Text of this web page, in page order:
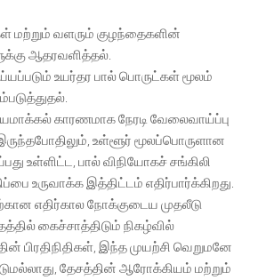
மற்றும் வளரும் குழந்தைகளின்
ஆதரவளித்தல்.
உயர்தர பால் பொருட்கள் மூலம்
காரணமாக நேரடி வேலைவாய்ப்பு
உள்ளூர் மூலப்பொருளான
உள்ளிட்ட, பால் விநியோகச் சங்கிலி
உருவாக்க இத்திட்டம் எதிர்பார்க்கிறது.
எதிர்கால நோக்குடைய முதலீடு
கைச்சாத்திடும் நிகழ்வில்
பிரதிநிதிகள், இந்த முயற்சி வெறுமனே
தேசத்தின் ஆரோக்கியம் மற்றும்